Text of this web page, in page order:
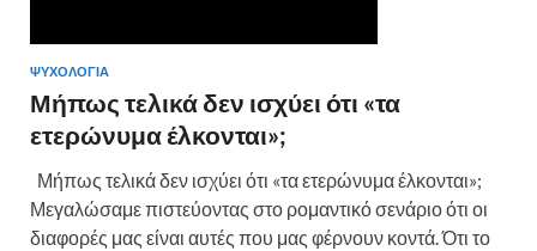
ΨΥΧΟΛΟΓΙΑ
Μήπως τελικά δεν ισχύει ότι «τα
ετερώνυμα έλκονται»;
Μήπως τελικά δεν ισχύει ότι «τα ετερώνυμα έλκονται»;
Μεγαλώσαμε πιστεύοντας στο ρομαντικό σενάριο ότι οι
διαφορές μας είναι αυτές που μας φέρνουν κοντά. Ότι το